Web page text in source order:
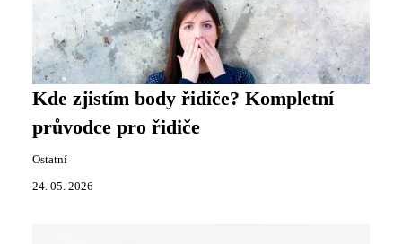
Kde zjistím body řidiče? Kompletní
průvodce pro řidiče
Ostatní
24. 05. 2026